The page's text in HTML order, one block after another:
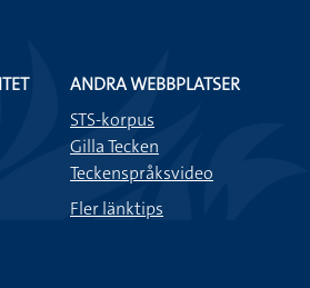
ANDRA WEBBPLATSER
STS-korpus
Gilla Tecken
Teckenspråksvideo
Fler länktips